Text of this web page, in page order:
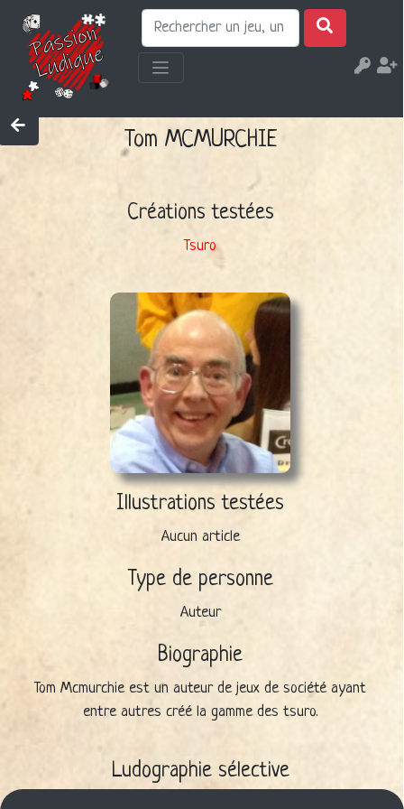
Tom MCMURCHIE
Créations testées
Tsuro
Illustrations testées
Aucun article
Type de personne
Auteur
Biographie
Tom Mcmurchie est un auteur de jeux de société ayant
entre autres créé la gamme des tsuro.
Ludographie sélective